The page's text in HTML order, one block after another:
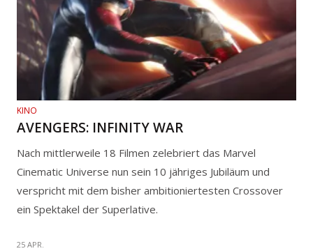
KINO
AVENGERS: INFINITY WAR
Nach mittlerweile 18 Filmen zelebriert das Marvel
Cinematic Universe nun sein 10 jähriges Jubiläum und
verspricht mit dem bisher ambitioniertesten Crossover
ein Spektakel der Superlative.
25 APR.